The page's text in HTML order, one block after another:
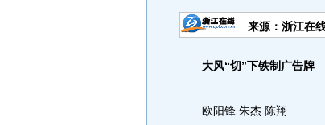
来源：浙江在
大风“切”下铁制广告牌
欧阳锋 朱杰 陈翔